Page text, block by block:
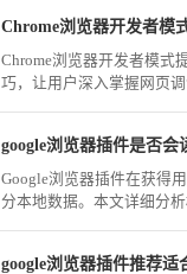
Chrome浏览器开发者模
Chrome浏览器开发者模式
巧，让用户深入掌握网页调
google浏览器插件是否会
Google浏览器插件在获得
分本地数据。本文详细分析
google浏览器插件推荐适